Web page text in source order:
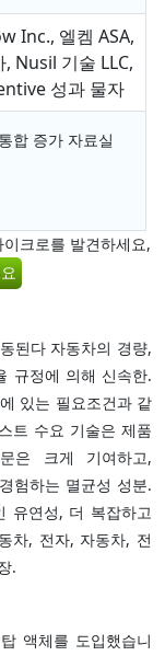
Inc., 엘켐 ASA,
Nusil 기술 LLC,
성과 물자
합 증가 자료실
크로를 발견하세요,
된다 자동차의 경량,
규정에 의해 신속한.
있는 필요조건과 같
트 수요 기술은 제품
은 크게 기여하고,
험하는 멸균성 성분.
유연성, 더 복잡하고
차, 전자, 자동차, 전
.
액체를 도입했습니